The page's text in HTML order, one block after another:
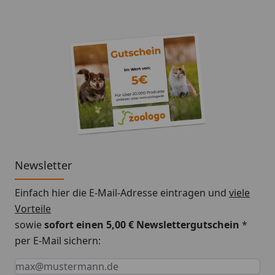
Newsletter
Einfach hier die E-Mail-Adresse eintragen und viele
Vorteile
sowiesofort einen 5,00 € Newslettergutschein *
per E-Mail sichern:
Keine Eingabe erforderlich
Eingabe erforderlich
E-Mail *